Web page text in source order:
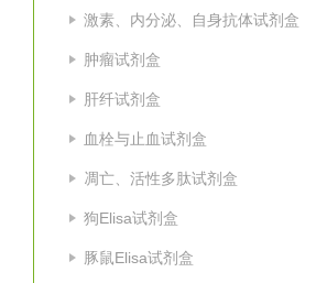
激素、内分泌、自身抗体试剂盒
肿瘤试剂盒
肝纤试剂盒
血栓与止血试剂盒
凋亡、活性多肽试剂盒
狗Elisa试剂盒
豚鼠Elisa试剂盒